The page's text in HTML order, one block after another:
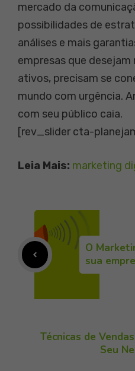
mercado da
possibilidades de
análises e mais
empresas que
ativos, precisam se
mundo com urgência.
com seu público caia.
[rev_slider cta-
Leia Mais: marketing
O
sua
Técnicas de
Seu